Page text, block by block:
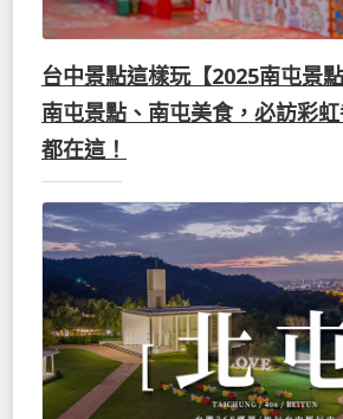
台中景點這樣玩【2025南屯景
南屯景點、南屯美食，必訪彩
都在這！